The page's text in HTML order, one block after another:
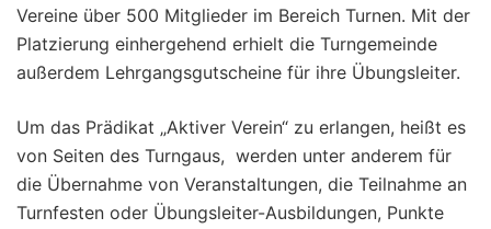
Vereine über 500 Mitglieder im Bereich Turnen. Mit der
Platzierung einhergehend erhielt die Turngemeinde
außerdem Lehrgangsgutscheine für ihre Übungsleiter.
Um das Prädikat „Aktiver Verein“ zu erlangen, heißt es
von Seiten des Turngaus, werden unter anderem für
die Übernahme von Veranstaltungen, die Teilnahme an
Turnfesten oder Übungsleiter-Ausbildungen, Punkte